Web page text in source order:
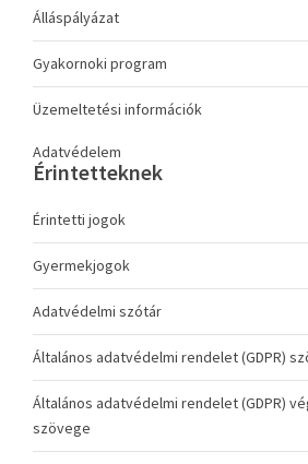
Álláspályázat
Gyakornoki program
Üzemeltetési információk
Adatvédelem
Érintetteknek
Érintetti jogok
Gyermekjogok
Adatvédelmi szótár
Általános adatvédelmi rendelet (GDPR)
Általános adatvédelmi rendelet (GDPR)
szövege